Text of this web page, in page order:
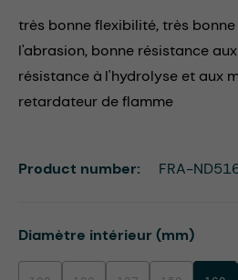
très bonne flexibilité, très
l'abrasion, bonne résistance
résistance à l'hydrolyse et aux
retardateur de flamme
Select
Diamètre intérieur (mm)
Product number: FRA-